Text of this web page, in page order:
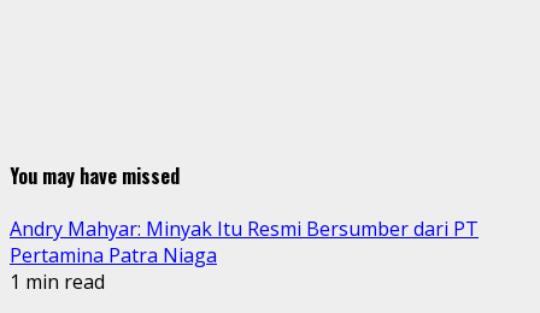
You may have missed
Andry Mahyar: Minyak Itu Resmi Bersumber dari PT
Pertamina Patra Niaga
1 min read